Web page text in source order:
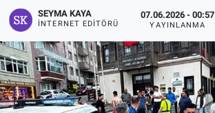
SEYMA KAYA
İNTERNET EDITÖRÜ
07.06.2026 - 00:57
YAYINLANMA
Asayiş
Spor
Resmi İlan
Tüm Manşetler
Son Dakika Haberleri
Haber Arşivi